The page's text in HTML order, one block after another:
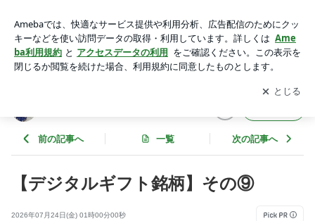
アプリをダウンロードして ブログの更新通知
を受け取りまし
ょう。
開く
前の記事へ 一覧 次の記事へ
【デジタルギフト銘柄】その⑨
2026年07月24日(金) 01時00分00秒